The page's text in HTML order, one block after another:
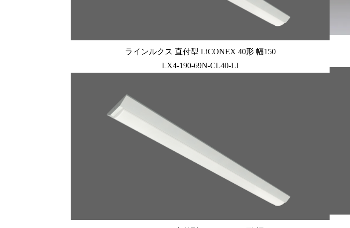
ラインルクス 直付型 LiCONEX 40形 幅150
LX4-190-69N-CL40-LI